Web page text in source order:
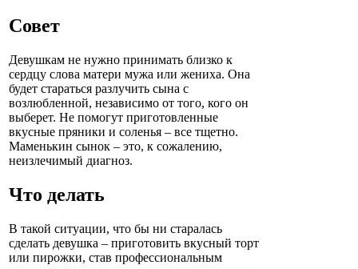
Совет
Девушкам не нужно принимать близко к
сердцу слова матери мужа или жениха. Она
будет стараться разлучить сына с
возлюбленной, независимо от того, кого он
выберет. Не помогут приготовленные
вкусные пряники и соленья – все тщетно.
Маменькин сынок – это, к сожалению,
неизлечимый диагноз.
Что делать
В такой ситуации, что бы ни старалась
сделать девушка – приготовить вкусный торт
или пирожки, став профессиональным